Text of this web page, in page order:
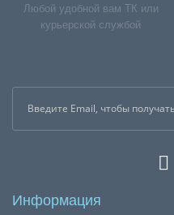
Любой удобной вам ТК или
курьерской службой
Информация